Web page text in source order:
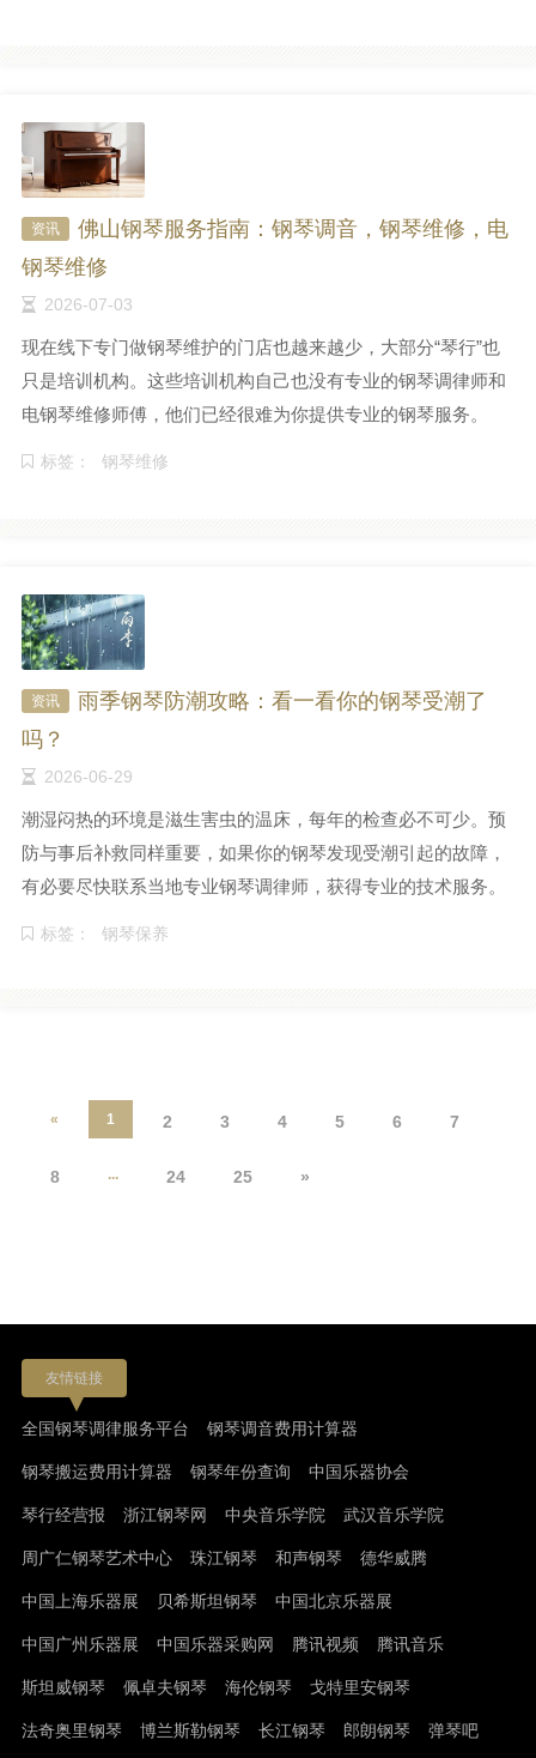
资讯
佛山钢琴服务指南：钢琴调音，钢琴维修，电
钢琴维修
2026-07-03
现在线下专门做钢琴维护的门店也越来越少，大部分“琴行”也
只是培训机构。这些培训机构自己也没有专业的钢琴调律师和
电钢琴维修师傅，他们已经很难为你提供专业的钢琴服务。
标签： 钢琴维修
资讯
雨季钢琴防潮攻略：看一看你的钢琴受潮了
吗？
2026-06-29
潮湿闷热的环境是滋生害虫的温床，每年的检查必不可少。预
防与事后补救同样重要，如果你的钢琴发现受潮引起的故障，
有必要尽快联系当地专业钢琴调律师，获得专业的技术服务。
标签： 钢琴保养
« 1 2 3 4 5 6 7
8 ... 24 25 »
友情链接
全国钢琴调律服务平台 钢琴调音费用计算器
钢琴搬运费用计算器 钢琴年份查询 中国乐器协会
琴行经营报 浙江钢琴网 中央音乐学院 武汉音乐学院
周广仁钢琴艺术中心 珠江钢琴 和声钢琴 德华威腾
中国上海乐器展 贝希斯坦钢琴 中国北京乐器展
中国广州乐器展 中国乐器采购网 腾讯视频 腾讯音乐
斯坦威钢琴 佩卓夫钢琴 海伦钢琴 戈特里安钢琴
法奇奥里钢琴 博兰斯勒钢琴 长江钢琴 郎朗钢琴 弹琴吧